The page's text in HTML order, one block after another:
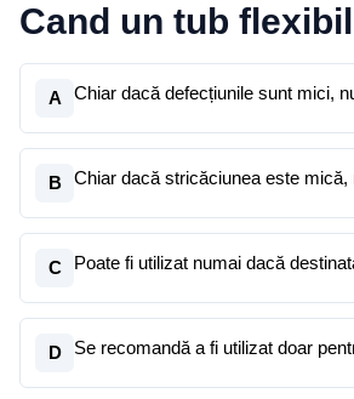
Cand un tub
A Chiar dacă defecțiunile sunt mici,
B Chiar dacă stricăciunea este mică,
C Poate fi utilizat numai dacă
D Se recomandă a fi utilizat doar